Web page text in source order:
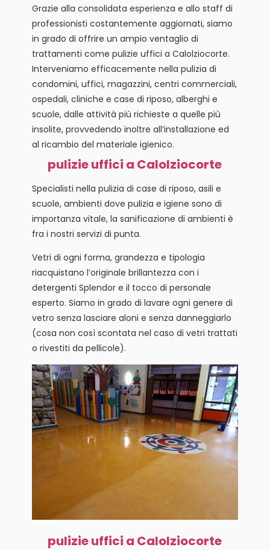
Grazie alla consolidata esperienza e allo staff di
professionisti costantemente aggiornati, siamo
in grado di offrire un ampio ventaglio di
trattamenti come pulizie uffici a Calolziocorte.
Interveniamo efficacemente nella pulizia di
condomini, uffici, magazzini, centri commerciali,
ospedali, cliniche e case di riposo, alberghi e
scuole, dalle attività più richieste a quelle più
insolite, provvedendo inoltre all’installazione ed
al ricambio del materiale igienico.
pulizie uffici a Calolziocorte
Specialisti nella pulizia di case di riposo, asili e
scuole, ambienti dove pulizia e igiene sono di
importanza vitale, la sanificazione di ambienti è
fra i nostri servizi di punta.
Vetri di ogni forma, grandezza e tipologia
riacquistano l’originale brillantezza con i
detergenti Splendor e il tocco di personale
esperto. Siamo in grado di lavare ogni genere di
vetro senza lasciare aloni e senza danneggiarlo
(cosa non così scontata nel caso di vetri trattati
o rivestiti da pellicole).
pulizie uffici a Calolziocorte